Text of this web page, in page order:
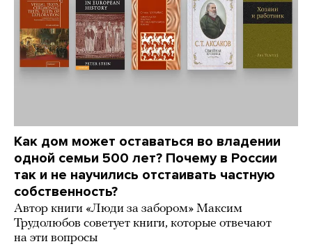
Как дом может оставаться во владении
одной семьи 500 лет? Почему в России
так и не научились отстаивать частную
собственность?
Автор книги «Люди за забором» Максим
Трудолюбов советует книги, которые отвечают
на эти вопросы